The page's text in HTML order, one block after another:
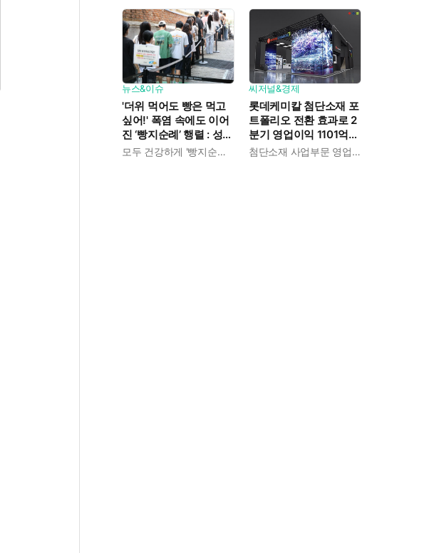
뉴스&이슈
'더위 먹어도 빵은 먹고
싶어!' 폭염 속에도 이어
진 ‘빵지순례’ 행렬 : 성심
당이 대기 손님 위해 준모두 건강하게 '빵지순례' 마치시길.
씨저널&경제
롯데케미칼 첨단소재 포
트폴리오 전환 효과로 2
분기 영업이익 1101억
흑자전환 : 대산·여수 사첨단소재 사업부문 영업이익 1325억 원